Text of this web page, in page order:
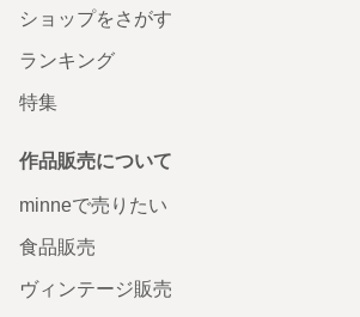
ショップをさがす
ランキング
特集
作品販売について
minneで売りたい
食品販売
ヴィンテージ販売